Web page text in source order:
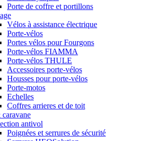
Porte de coffre et portillons
Vélos à assistance électrique
Porte-vélos
Portes vélos pour Fourgons
Porte-vélos FIAMMA
Porte-vélos THULE
Accessoires porte-vélos
Housses pour porte-vélos
Porte-motos
Echelles
Coffres arrieres et de toit
antivol
Poignées et serrures de sécurité